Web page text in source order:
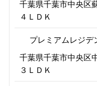
千葉県千葉市中央区
４ＬＤＫ
プレミアムレジ
千葉県千葉市中央区
３ＬＤＫ